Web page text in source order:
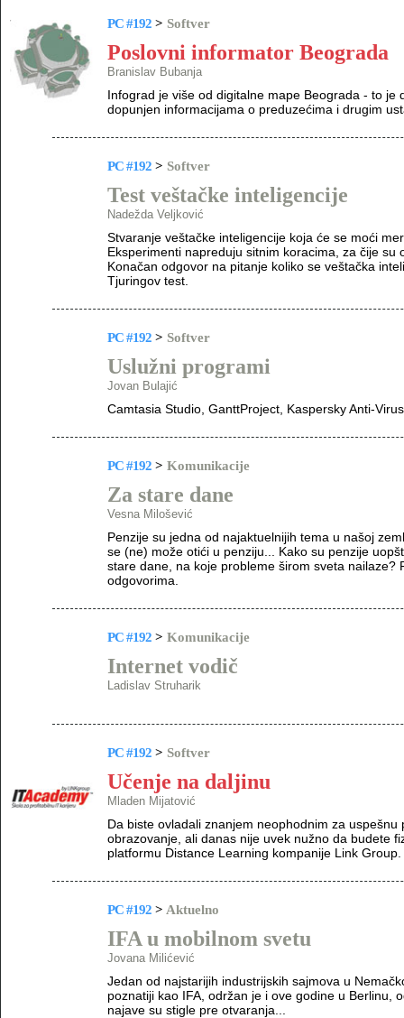
PC #192 > Softver
Poslovni informator Beograda
Branislav Bubanja
Infograd je više od digitalne mape Beograda - to je
dopunjen informacijama o preduzećima i drugim
PC #192 > Softver
Test veštačke inteligencije
Nadežda Veljković
Stvaranje veštačke inteligencije koja će se moći
Eksperimenti napreduju sitnim koracima, za čije su
Konačan odgovor na pitanje koliko se veštačka
Tjuringov test.
PC #192 > Softver
Uslužni programi
Jovan Bulajić
Camtasia Studio, GanttProject, Kaspersky Anti-
PC #192 > Komunikacije
Za stare dane
Vesna Milošević
Penzije su jedna od najaktuelnijih tema u našoj
se (ne) može otići u penziju... Kako su penzije
stare dane, na koje probleme širom sveta nailaze?
odgovorima.
PC #192 > Komunikacije
Internet vodič
Ladislav Struharik
PC #192 > Softver
Učenje na daljinu
Mladen Mijatović
Da biste ovladali znanjem neophodnim za
obrazovanje, ali danas nije uvek nužno da budete
platformu Distance Learning kompanije Link Group.
PC #192 > Aktuelno
IFA u mobilnom svetu
Jovana Milićević
Jedan od najstarijih industrijskih sajmova u
poznatiji kao IFA, održan je i ove godine u Berlinu,
najave su stigle pre otvaranja...